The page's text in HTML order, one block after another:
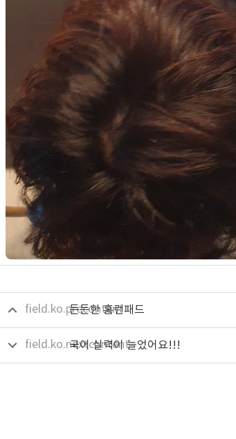
field.ko.precontent
든든한 홈런패드
field.ko.nextcontent
국어 실력이 늘었어요!!!